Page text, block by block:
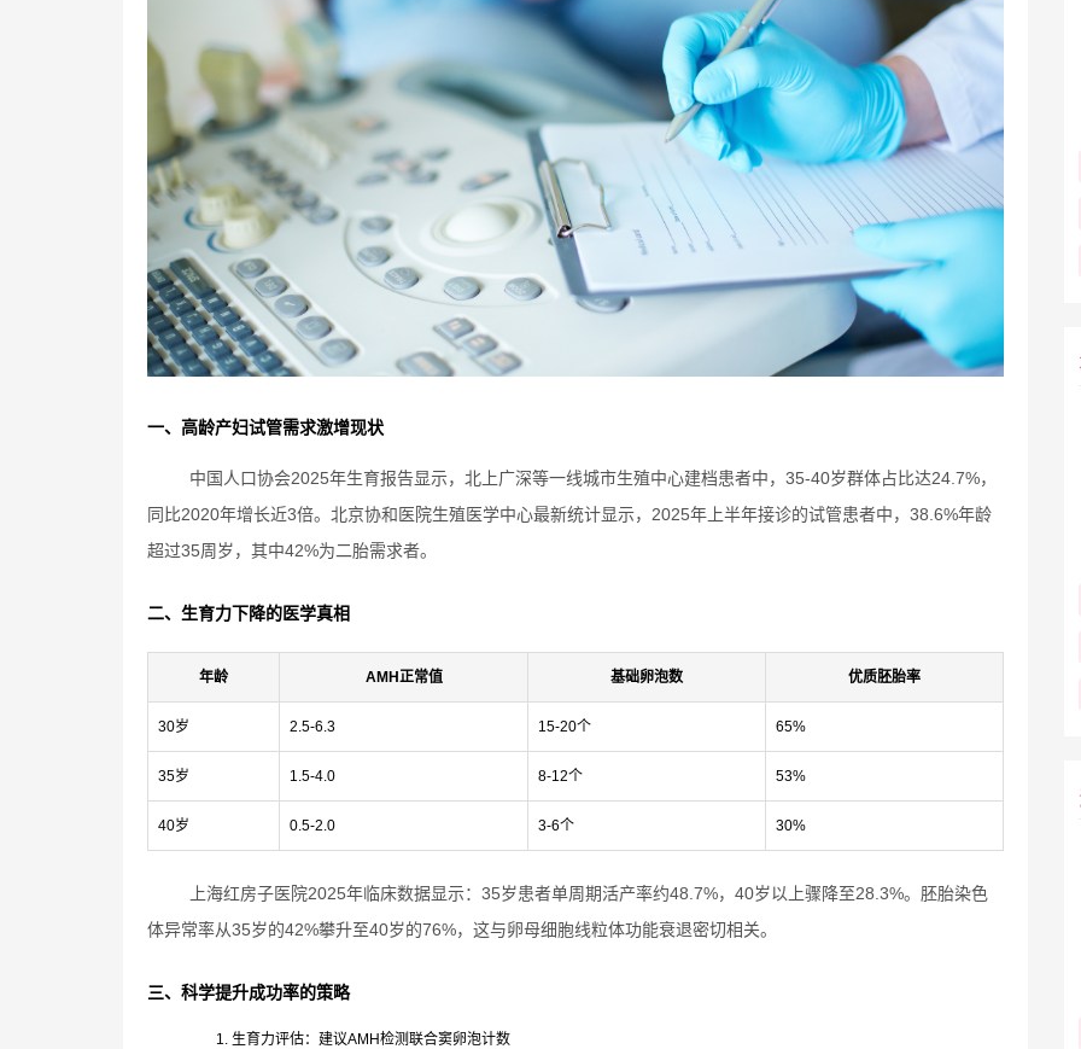
一、高龄产妇试管需求激增现状
中国人口协会2025年生育报告显示，北上广深等一线城市生殖中心建档患者中，35-40岁群体占比达24.7%，
同比2020年增长近3倍。北京协和医院生殖医学中心最新统计显示，2025年上半年接诊的试管患者中，38.6%年龄
超过35周岁，其中42%为二胎需求者。
二、生育力下降的医学真相
年龄 AMH正常值 基础卵泡数 优质胚胎率
30岁 2.5-6.3 15-20个 65%
35岁 1.5-4.0 8-12个 53%
40岁 0.5-2.0 3-6个 30%
上海红房子医院2025年临床数据显示：35岁患者单周期活产率约48.7%，40岁以上骤降至28.3%。胚胎染色
体异常率从35岁的42%攀升至40岁的76%，这与卵母细胞线粒体功能衰退密切相关。
三、科学提升成功率的策略
生育力评估：建议AMH检测联合窦卵泡计数